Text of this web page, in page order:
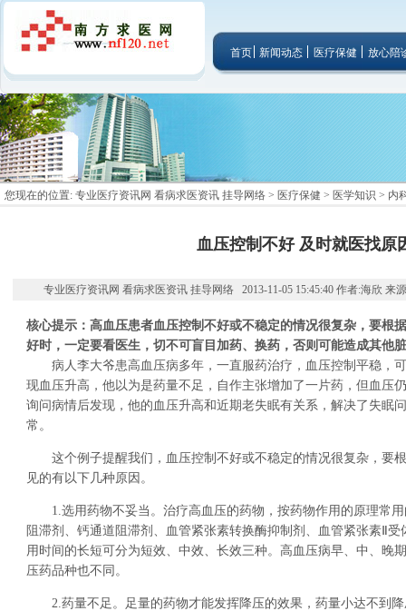
首页 新闻动态 医疗保健 放心陪
您现在的位置: 专业医疗资讯网 看病求医资讯 挂导网络 > 医疗保健 > 医学知识 > 内
血压控制不好 及时就医找原
专业医疗资讯网 看病求医资讯 挂导网络 2013-11-05 15:45:40 作者:海欣 来
核心提示：高血压患者血压控制不好或不稳定的情况很复杂，要根
好时，一定要看医生，切不可盲目加药、换药，否则可能造成其他
病人李大爷患高血压病多年，一直服药治疗，血压控制平稳，
现血压升高，他以为是药量不足，自作主张增加了一片药，但血压
询问病情后发现，他的血压升高和近期老失眠有关系，解决了失眠
常。
这个例子提醒我们，血压控制不好或不稳定的情况很复杂，要
见的有以下几种原因。
1.选用药物不妥当。治疗高血压的药物，按药物作用的原理常用
阻滞剂、钙通道阻滞剂、血管紧张素转换酶抑制剂、血管紧张素Ⅱ
用时间的长短可分为短效、中效、长效三种。高血压病早、中、晚
压药品种也不同。
2.药量不足。足量的药物才能发挥降压的效果，药量小达不到降